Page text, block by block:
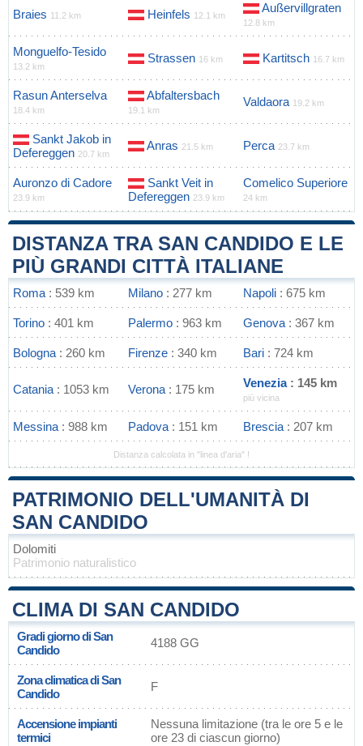
Braies 11.2 km Heinfels 12.1 km
Außervillgraten
12.8 km
Monguelfo-Tesido
13.2 km
Strassen 16 km Kartitsch 16.7 km
Rasun Anterselva
18.4 km
Abfaltersbach
19.1 km
Valdaora 19.2 km
Sankt Jakob in
Defereggen 20.7 km
Anras 21.5 km Perca 23.7 km
Auronzo di Cadore
23.9 km
Sankt Veit in
Defereggen 23.9 km
Comelico Superiore
24 km
DISTANZA TRA SAN CANDIDO E LE
PIÙ GRANDI CITTÀ ITALIANE
Roma : 539 km Milano : 277 km Napoli : 675 km
Torino : 401 km Palermo : 963 km Genova : 367 km
Bologna : 260 km Firenze : 340 km Bari : 724 km
Catania : 1053 km Verona : 175 km Venezia: 145 km
più vicina
Messina : 988 km Padova : 151 km Brescia : 207 km
Distanza calcolata in "linea d'aria" !
PATRIMONIO DELL'UMANITÀ DI
SAN CANDIDO
Dolomiti
Patrimonio naturalistico
CLIMA DI SAN CANDIDO
Gradi giorno di San
Candido
4188 GG
Zona climatica di San
Candido
F
Accensione impianti
termici
Nessuna limitazione (tra le ore 5 e le
ore 23 di ciascun giorno)